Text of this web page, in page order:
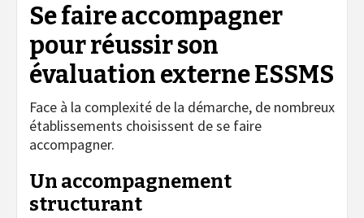
Se faire accompagner
pour réussir son
évaluation externe ESSMS
Face à la complexité de la démarche, de nombreux
établissements choisissent de se faire
accompagner.
Un accompagnement
structurant